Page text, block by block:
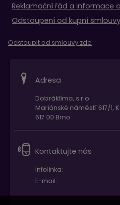
Reklamační řád a informace
Odstoupení od kupní smlouvy
Odstoupit od smlouvy zde
Adresa
Dobráklíma, s.r.o.
Mariánské náměstí 617/1,
617 00 Brno
Kontaktujte nás
Infolinka:
E-mail: